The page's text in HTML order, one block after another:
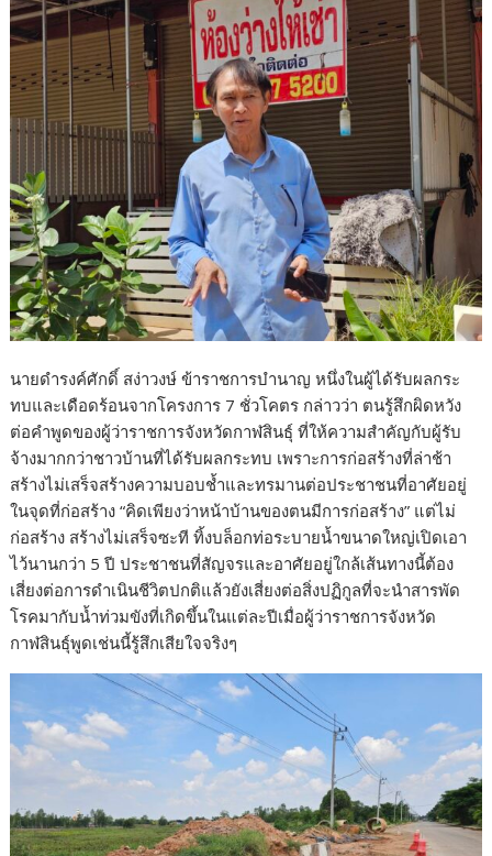
นายดำรงค์ศักดิ์ สง่าวงษ์ ข้าราชการบำนาญ หนึ่งในผู้ได้รับผลกระ
ทบและเดือดร้อนจากโครงการ 7 ชั่วโคตร กล่าวว่า ตนรู้สึกผิดหวัง
ต่อคำพูดของผู้ว่าราชการจังหวัดกาฬสินธุ์ ที่ให้ความสำคัญกับผู้รับ
จ้างมากกว่าชาวบ้านที่ได้รับผลกระทบ เพราะการก่อสร้างที่ล่าช้า
สร้างไม่เสร็จสร้างความบอบช้ำและทรมานต่อประชาชนที่อาศัยอยู่
ในจุดที่ก่อสร้าง “คิดเพียงว่าหน้าบ้านของตนมีการก่อสร้าง” แต่ไม่
ก่อสร้าง สร้างไม่เสร็จซะที ทิ้งบล็อกท่อระบายน้ำขนาดใหญ่เปิดเอา
ไว้นานกว่า 5 ปี ประชาชนที่สัญจรและอาศัยอยู่ใกล้เส้นทางนี้ต้อง
เสี่ยงต่อการดำเนินชีวิตปกติแล้วยังเสี่ยงต่อสิ่งปฏิกูลที่จะนำสารพัด
โรคมากับน้ำท่วมขังที่เกิดขึ้นในแต่ละปีเมื่อผู้ว่าราชการจังหวัด
กาฬสินธุ์พูดเช่นนี้รู้สึกเสียใจจริงๆ